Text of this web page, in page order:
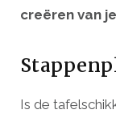
creëren van
Is de